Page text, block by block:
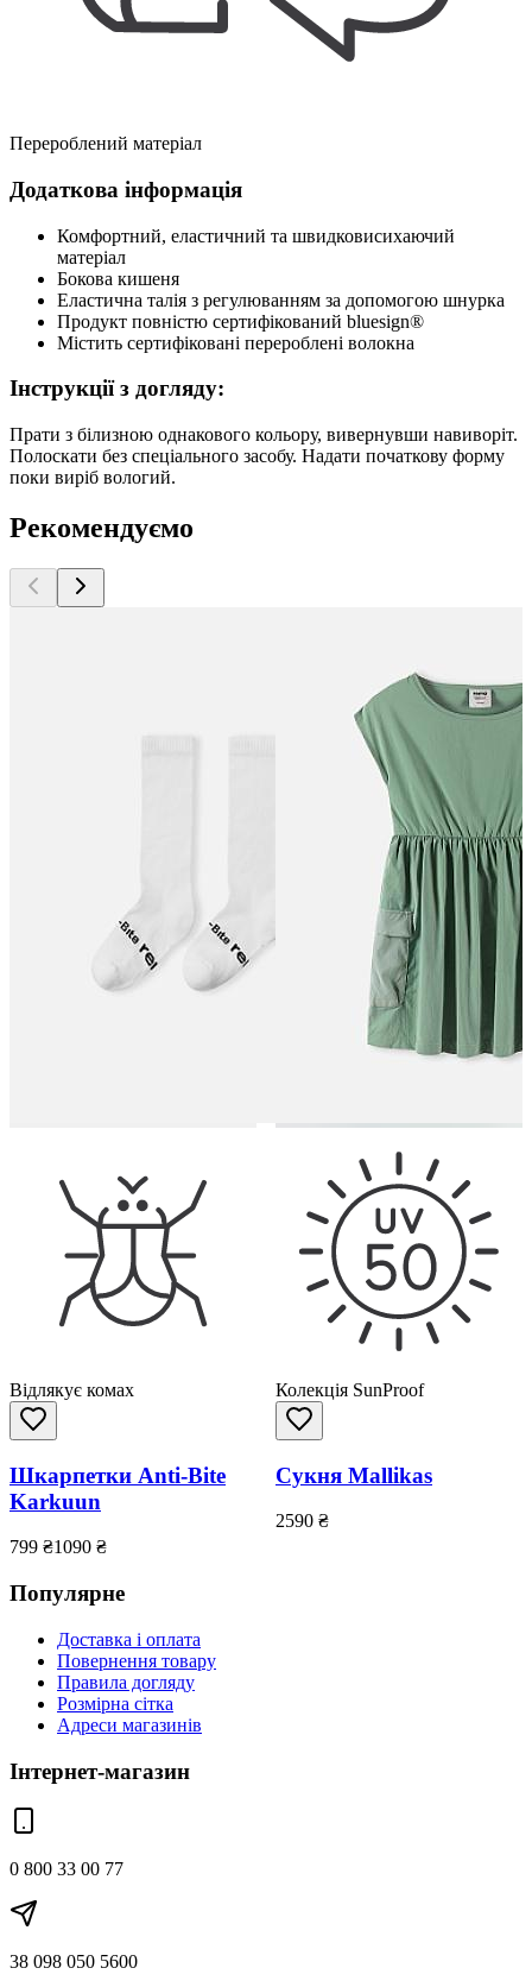
Перероблений матеріал
Додаткова інформація
Комфортний, еластичний та швидковисихаючий
матеріал
Бокова кишеня
Еластична талія з регулюванням за допомогою шнурка
Продукт повністю сертифікований bluesign®
Містить сертифіковані перероблені волокна
Інструкції з догляду:
Прати з білизною однакового кольору, вивернувши навиворіт.
Полоскати без спеціального засобу. Надати початкову форму
поки виріб вологий.
Рекомендуємо
Відлякує комах
Шкарпетки Anti-Bite
Karkuun
799 ₴1090 ₴
Колекція SunProof
Сукня Mallikas
2590 ₴
Популярне
Доставка і оплата
Повернення товару
Правила догляду
Розмірна сітка
Адреси магазинів
Інтернет-магазин
0 800 33 00 77
38 098 050 5600